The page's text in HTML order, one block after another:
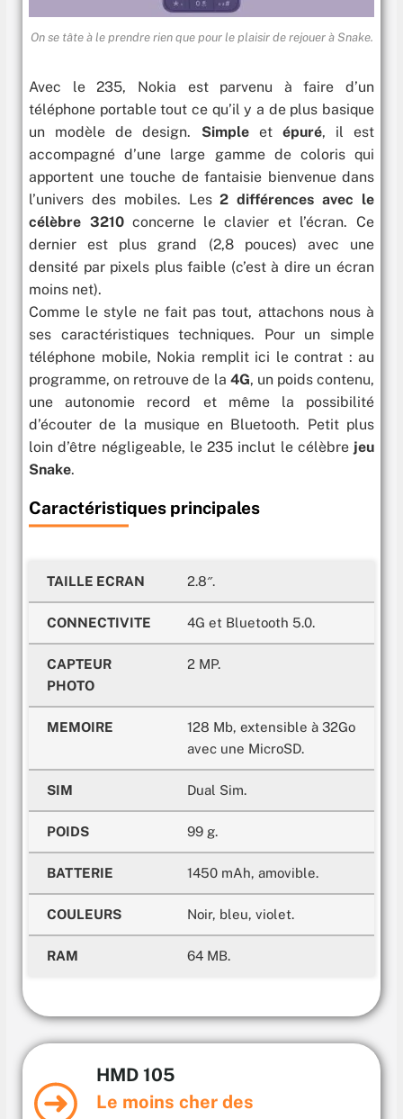
On se tâte à le prendre rien que pour le plaisir de rejouer à Snake.
Avec le 235, Nokia est parvenu à faire d’un
téléphone portable tout ce qu’il y a de plus basique
un modèle de design. Simpleet épuré, il est
accompagné d’une large gamme de coloris qui
apportent une touche de fantaisie bienvenue dans
l’univers des mobiles. Les2 différences avec le
célèbre 3210concerne le clavier et l’écran. Ce
dernier est plus grand (2,8 pouces) avec une
densité par pixels plus faible (c’est à dire un écran
moins net).
Comme le style ne fait pas tout, attachons nous à
ses caractéristiques techniques. Pour un simple
téléphone mobile, Nokia remplit ici le contrat : au
programme, on retrouve de la 4G, un poids contenu,
une autonomie record et même la possibilité
d’écouter de la musique en Bluetooth. Petit plus
loin d’être négligeable, le 235 inclut le célèbre jeu
Snake.
Caractéristiques principales
TAILLE ECRAN 2.8″.
CONNECTIVITE 4G et Bluetooth 5.0.
CAPTEUR
PHOTO
2 MP.
MEMOIRE
128 Mb, extensible à 32Go
avec une MicroSD.
SIM Dual Sim.
POIDS 99 g.
BATTERIE 1450 mAh, amovible.
COULEURS Noir, bleu, violet.
RAM 64 MB.
HMD 105
Le moins cher des